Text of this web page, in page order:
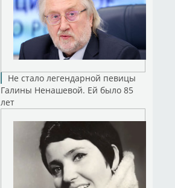
Не стало легендарной певицы
Галины Ненашевой. Ей было 85
лет